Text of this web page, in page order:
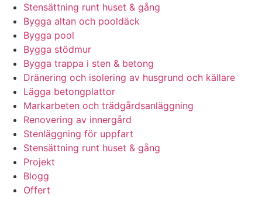
Stensättning runt huset & gång
Bygga altan och pooldäck
Bygga pool
Bygga stödmur
Bygga trappa i sten & betong
Dränering och isolering av husgrund och källare
Lägga betongplattor
Markarbeten och trädgårdsanläggning
Renovering av innergård
Stenläggning för uppfart
Stensättning runt huset & gång
Projekt
Blogg
Offert